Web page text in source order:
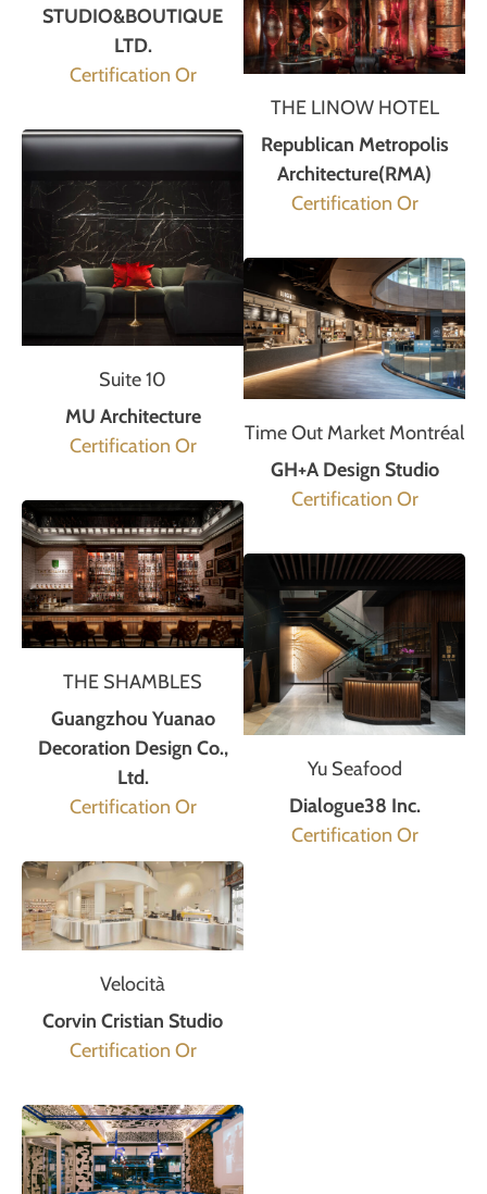
STUDIO&BOUTIQUE
LTD.
Certification Or
Suite 10
MU Architecture
Certification Or
THE SHAMBLES
Guangzhou Yuanao
Decoration Design Co.,
Ltd.
Certification Or
Velocità
Corvin Cristian Studio
Certification Or
THE LINOW HOTEL
Republican Metropolis
Architecture(RMA)
Certification Or
Time Out Market Montréal
GH+A Design Studio
Certification Or
Yu Seafood
Dialogue38 Inc.
Certification Or